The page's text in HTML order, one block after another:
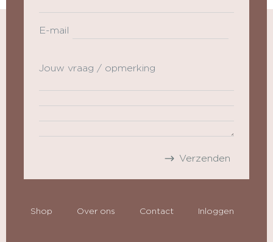
E-mail
Jouw vraag / opmerking
Shop Over ons Contact Inloggen